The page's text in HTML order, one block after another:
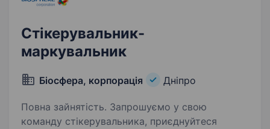
Стікерувальник-
маркувальник
Біосфера, корпорація Дніпро
Повна зайнятість. Запрошуємо у свою
команду стікерувальника, приєднуйтеся